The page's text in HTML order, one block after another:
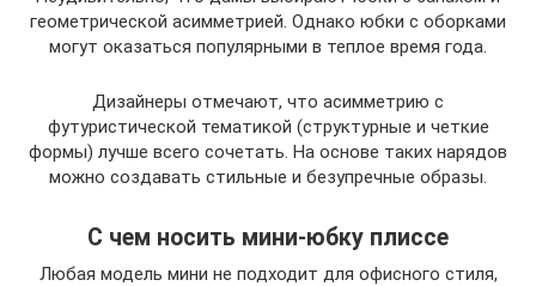
геометрической асимметрией. Однако юбки с оборками
могут оказаться популярными в теплое время года.
Дизайнеры отмечают, что асимметрию с
футуристической тематикой (структурные и четкие
формы) лучше всего сочетать. На основе таких нарядов
можно создавать стильные и безупречные образы.
С чем носить мини-юбку плиссе
Любая модель мини не подходит для офисного стиля,